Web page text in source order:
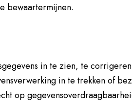
bewaartermijnen.
in te zien, te
in te trekken of
op